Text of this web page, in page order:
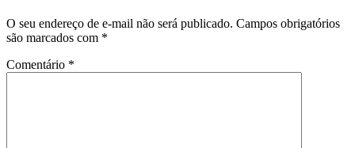
O seu endereço de e-mail não será publicado. Campos obrigatórios
são marcados com *
Comentário *